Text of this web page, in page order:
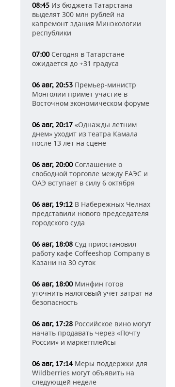
08:45 Из бюджета Татарстана
выделят 300 млн рублей на
капремонт здания Минэкологии
республики
07:00Сегодня в Татарстане
ожидается до +31 градуса
06 авг, 20:53 Премьер-министр
Монголии примет участие в
Восточном экономическом форуме
06 авг, 20:17 «Однажды летним
днем» уходит из театра Камала
после 13 лет на сцене
06 авг, 20:00Соглашение о
свободной торговле между ЕАЭС и
ОАЭ вступает в силу 6 октября
06 авг, 19:12 В Набережных Челнах
представили нового председателя
городского суда
06 авг, 18:08 Суд приостановил
работу кафе Coffeeshop Company в
Казани на 30 суток
06 авг, 18:00Минфин готов
уточнить налоговый учет затрат на
безопасность
06 авг, 17:28 Российское вино могут
начать продавать через «Почту
России» и маркетплейсы
06 авг, 17:14Меры поддержки для
Wildberries могут объявить на
следующей неделе